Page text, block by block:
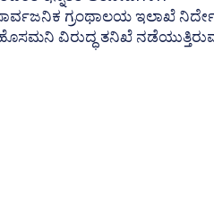
ಗ್ರಂಥಾಲಯ ಇಲಾಖೆ
ವಿರುದ್ಧ ತನಿಖೆ